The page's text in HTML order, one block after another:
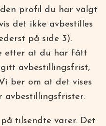
profil du har valgt
det ikke avbestilles
på side 3).
etter at du har fått
avbestillingsfrist,
ber om at det vises
avbestillingsfrister.
tilsendte varer. Det